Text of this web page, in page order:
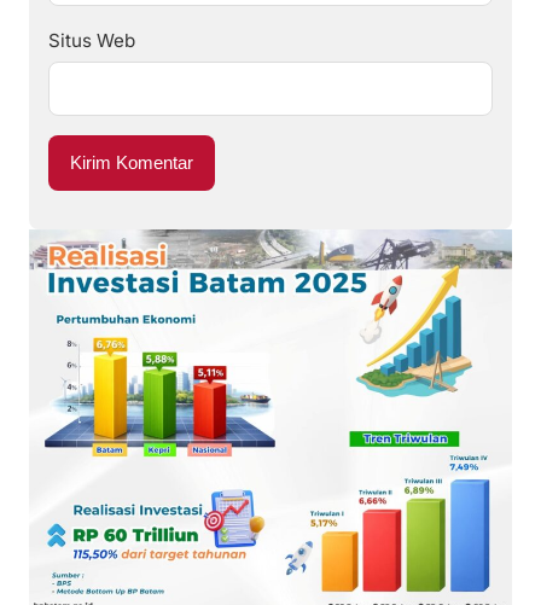
Situs Web